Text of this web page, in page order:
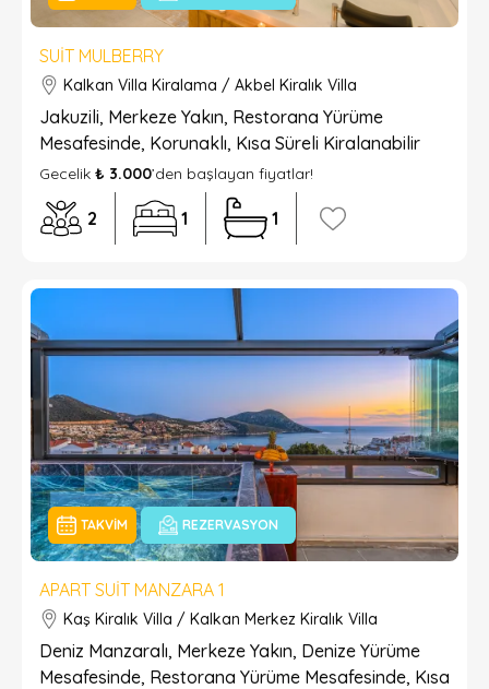
SUIT MULBERRY
Kalkan Villa Kiralama / Akbel Kiralık Villa
Jakuzili, Merkeze Yakın, Restorana Yürüme
Mesafesinde, Korunaklı, Kısa Süreli Kiralanabilir
Gecelik ₺ 3.000’den başlayan fiyatlar!
2 1 1
TAKVIM REZERVASYON
APART SUIT MANZARA 1
Kaş Kiralık Villa / Kalkan Merkez Kiralık Villa
Deniz Manzaralı, Merkeze Yakın, Denize Yürüme
Mesafesinde, Restorana Yürüme Mesafesinde, Kısa